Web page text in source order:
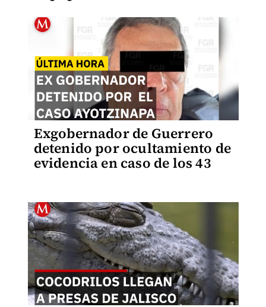
Exgobernador de Guerrero
detenido por ocultamiento de
evidencia en caso de los 43